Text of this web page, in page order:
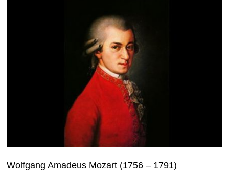
Wolfgang Amadeus Mozart (1756 – 1791)